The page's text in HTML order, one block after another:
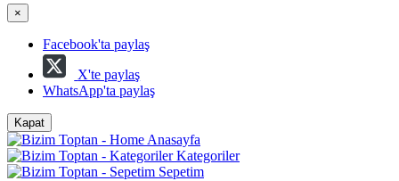
×
Facebook'ta paylaş
X'te paylaş
WhatsApp'ta paylaş
Kapat
Anasayfa
Kategoriler
Sepetim